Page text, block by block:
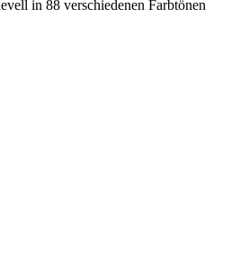
in 88 verschiedenen Farbtönen